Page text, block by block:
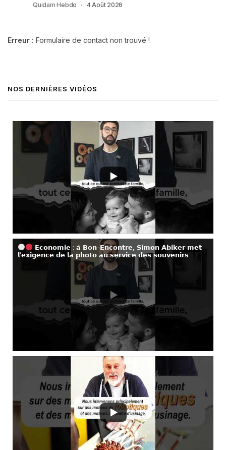
Quidam Hebdo 4 Août 2026
Erreur : Formulaire de contact non trouvé !
NOS DERNIÈRES VIDÉOS
𝗘𝗰𝗼𝗻𝗼𝗺𝗶𝗲 : 𝗮̀ 𝗕𝗼𝗻-𝗘𝗻𝗰𝗼𝗻𝘁𝗿𝗲, 𝗦𝗶𝗺𝗼𝗻 𝗔𝗯𝗶𝗸𝗲𝗿 𝗺𝗲𝘁
𝗹’𝗲𝘅𝗶𝗴𝗲𝗻𝗰𝗲 𝗱𝗲 𝗹𝗮 𝗽𝗵𝗼𝘁𝗼 𝗮𝘂 𝘀𝗲𝗿𝘃𝗶𝗰𝗲 𝗱𝗲𝘀 𝘀𝗼𝘂𝘃𝗲𝗻𝗶𝗿𝘀